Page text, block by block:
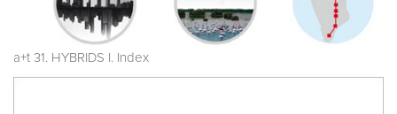
a+t 31. HYBRIDS I. Index